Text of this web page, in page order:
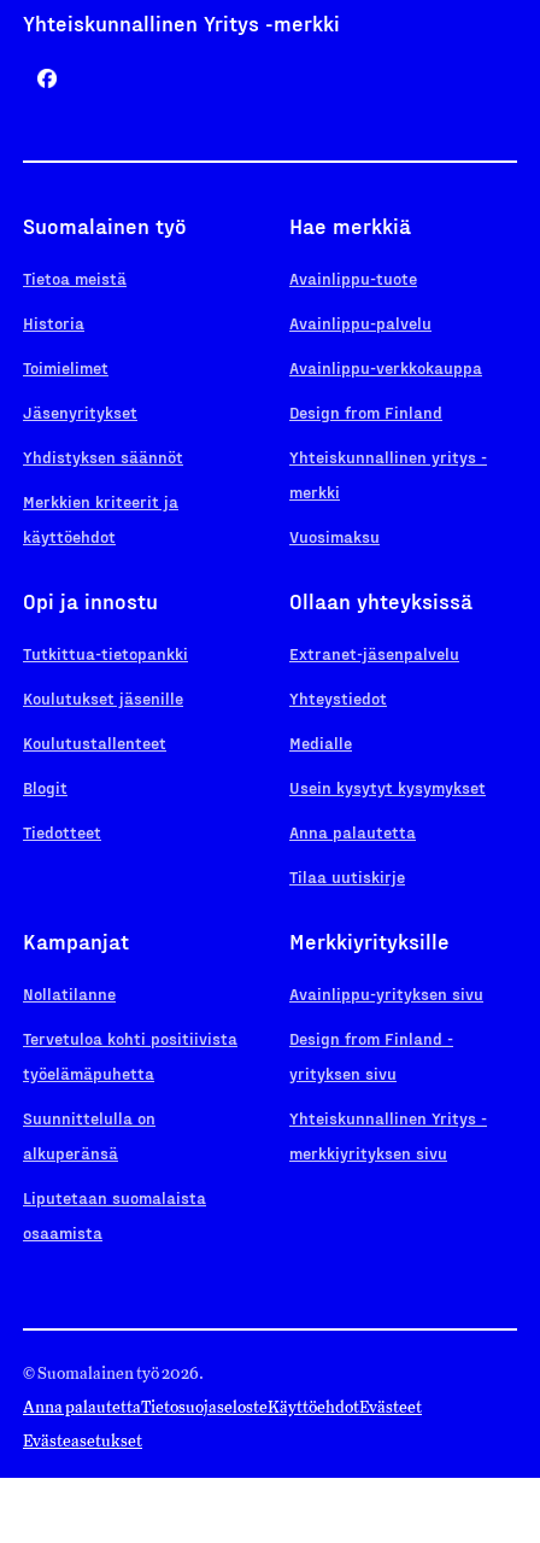
Yhteiskunnallinen Yritys -merkki
Suomalainen työ
Tietoa meistä
Historia
Toimielimet
Jäsenyritykset
Yhdistyksen säännöt
Merkkien kriteerit ja
käyttöehdot
Hae merkkiä
Avainlippu-tuote
Avainlippu-palvelu
Avainlippu-verkkokauppa
Design from Finland
Yhteiskunnallinen yritys -
merkki
Vuosimaksu
Opi ja innostu
Tutkittua-tietopankki
Koulutukset jäsenille
Koulutustallenteet
Blogit
Tiedotteet
Ollaan yhteyksissä
Extranet-jäsenpalvelu
Yhteystiedot
Medialle
Usein kysytyt kysymykset
Anna palautetta
Tilaa uutiskirje
Kampanjat
Nollatilanne
Tervetuloa kohti positiivista
työelämäpuhetta
Suunnittelulla on
alkuperänsä
Liputetaan suomalaista
osaamista
Merkkiyrityksille
Avainlippu-yrityksen sivu
Design from Finland -
yrityksen sivu
Yhteiskunnallinen Yritys -
merkkiyrityksen sivu
© Suomalainen työ 2026.
Anna palautettaTietosuojaselosteKäyttöehdotEvästeet
Evästeasetukset